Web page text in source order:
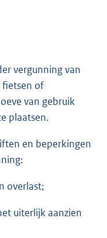
vergunning van
fietsen of
van gebruik
plaatsen.
en beperkingen
overlast;
uiterlijk aanzien